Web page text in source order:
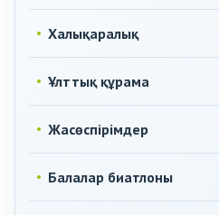
Халықаралық
Ұлттық құрама
Жасөспірімдер
Балалар биатлоны